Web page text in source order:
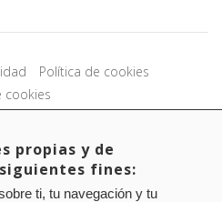
Política de cookies
cookies
42 08 72
propias y de
fines:
ti, tu navegación y tu